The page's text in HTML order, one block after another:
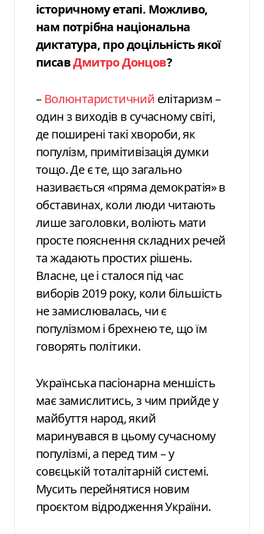
історичному етапі. Можливо,
нам потрібна національна
диктатура, про доцільність якої
писавДмитро Донцов?
– Волюнтаристичний елітаризм –
один з виходів в сучасному світі,
де поширені такі хвороби, як
популізм, примітивізація думки
тощо. Де є те, що загально
називається «пряма демократія» в
обставинах, коли люди читають
лише заголовки, воліють мати
просте пояснення складних речей
та жадають простих рішень.
Власне, це і сталося під час
виборів 2019 року, коли більшість
не замислювалась, чи є
популізмом і брехнею те, що їм
говорять політики.
Українська пасіонарна меншість
має замислитись, з чим прийде у
майбуття народ, який
маринувався в цьому сучасному
популізмі, а перед тим – у
совєцькій тоталітарній системі.
Мусить перейнятися новим
проєктом відродження України.